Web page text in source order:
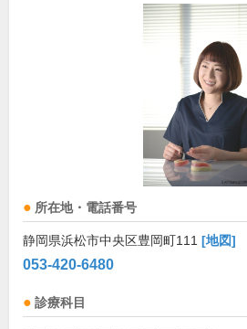
所在地・電話番号
静岡県浜松市中央区豊岡町111 [地図]
053-420-6480
診療科目